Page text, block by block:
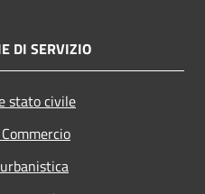
DI SERVIZIO
stato civile